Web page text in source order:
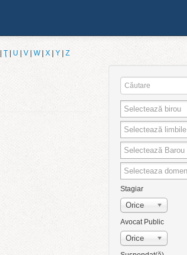
Ţ| U V| W| X| Y| Z
Stagiar
Orice
Avocat Public
Orice